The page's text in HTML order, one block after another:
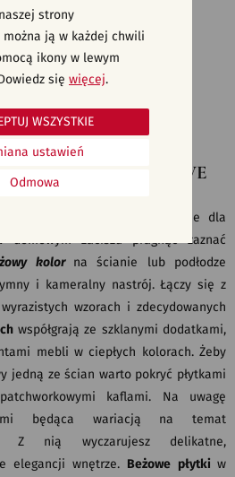
KAFELKI - BEŻOWE
tonacji barw to rozwiązanie dla
zaciszu pragnąć zaznać
kolor na ścianie lub podłodze
i kameralny nastrój. Łączy się z
wzorach i zdecydowanych
współgrają ze szklanymi dodatkami,
mebli w ciepłych kolorach. Żeby
jedną ze ścian warto pokryć płytkami
kaflami. Na uwagę
będąca wariacją na temat
Z nią wyczarujesz delikatne,
elegancji wnętrze.
Beżowe płytkiw
strony
ją w każdej chwili
ikony w lewym
się więcej.
Odmowa
ustawień
WSZYSTKIE